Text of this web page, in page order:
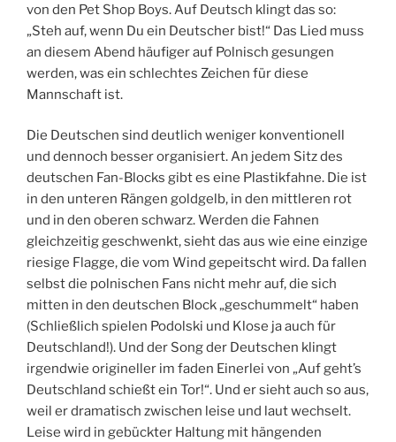
von den Pet Shop Boys. Auf Deutsch klingt das so:
„Steh auf, wenn Du ein Deutscher bist!“ Das Lied muss
an diesem Abend häufiger auf Polnisch gesungen
werden, was ein schlechtes Zeichen für diese
Mannschaft ist.
Die Deutschen sind deutlich weniger konventionell
und dennoch besser organisiert. An jedem Sitz des
deutschen Fan-Blocks gibt es eine Plastikfahne. Die ist
in den unteren Rängen goldgelb, in den mittleren rot
und in den oberen schwarz. Werden die Fahnen
gleichzeitig geschwenkt, sieht das aus wie eine einzige
riesige Flagge, die vom Wind gepeitscht wird. Da fallen
selbst die polnischen Fans nicht mehr auf, die sich
mitten in den deutschen Block „geschummelt“ haben
(Schließlich spielen Podolski und Klose ja auch für
Deutschland!). Und der Song der Deutschen klingt
irgendwie origineller im faden Einerlei von „Auf geht’s
Deutschland schießt ein Tor!“. Und er sieht auch so aus,
weil er dramatisch zwischen leise und laut wechselt.
Leise wird in gebückter Haltung mit hängenden